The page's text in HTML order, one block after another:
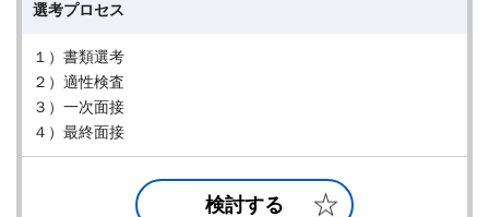
選考プロセス
１）書類選考
２）適性検査
３）一次面接
４）最終面接
検討する